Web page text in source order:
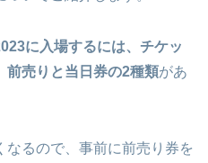
に入場するには、チケッ
前売りと当日券の2種類があ
るので、事前に前売り券を